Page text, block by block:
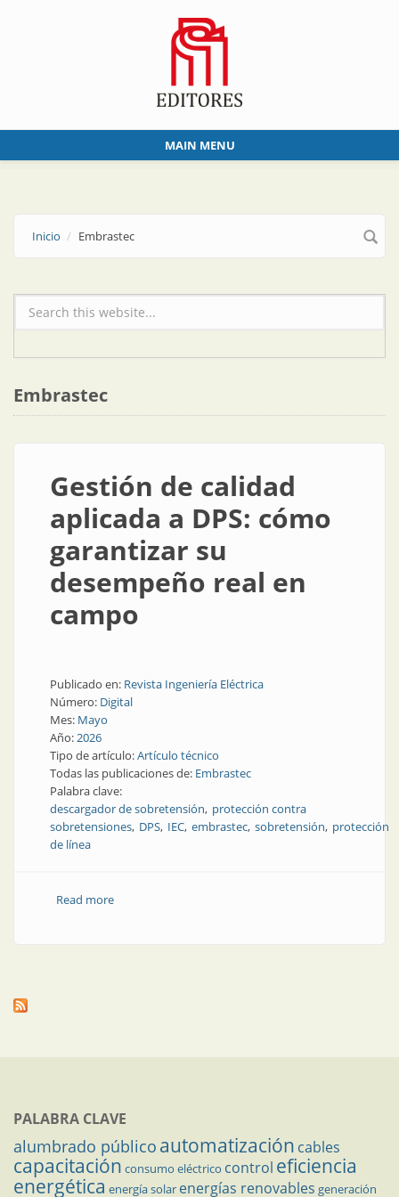
MAIN MENU
Inicio Embrastec
Formulario de búsqueda
Embrastec
Gestión de calidad
aplicada a DPS: cómo
garantizar su
desempeño real en
campo
Publicado en: Revista Ingeniería Eléctrica
Número: Digital
Mes: Mayo
Año:2026
Tipo de artículo:Artículo técnico
Todas las publicaciones de: Embrastec
Palabra clave:
descargador de sobretensión protección contra
sobretensiones DPS IEC embrastec sobretensión protección
de línea
Read moreabout Gestión de calidad aplicada a DPS: cómo
PALABRA CLAVE
alumbrado público automatización cables
capacitación consumo eléctrico control eficiencia
energética energía solar energías renovables generación